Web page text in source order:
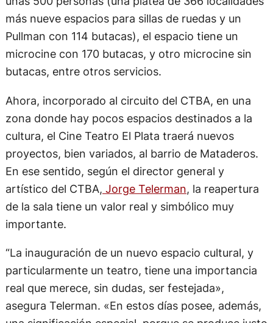
más nueve espacios para sillas de ruedas y un
Pullman con 114 butacas), el espacio tiene un
microcine con 170 butacas, y otro microcine sin
butacas, entre otros servicios.
Ahora, incorporado al circuito del CTBA, en una
zona donde hay pocos espacios destinados a la
cultura, el Cine Teatro El Plata traerá nuevos
proyectos, bien variados, al barrio de Mataderos.
En ese sentido, según el director general y
artístico del CTBA, Jorge Telerman, la reapertura
de la sala tiene un valor real y simbólico muy
importante.
“La inauguración de un nuevo espacio cultural, y
particularmente un teatro, tiene una importancia
real que merece, sin dudas, ser festejada»,
asegura Telerman. «En estos días posee, además,